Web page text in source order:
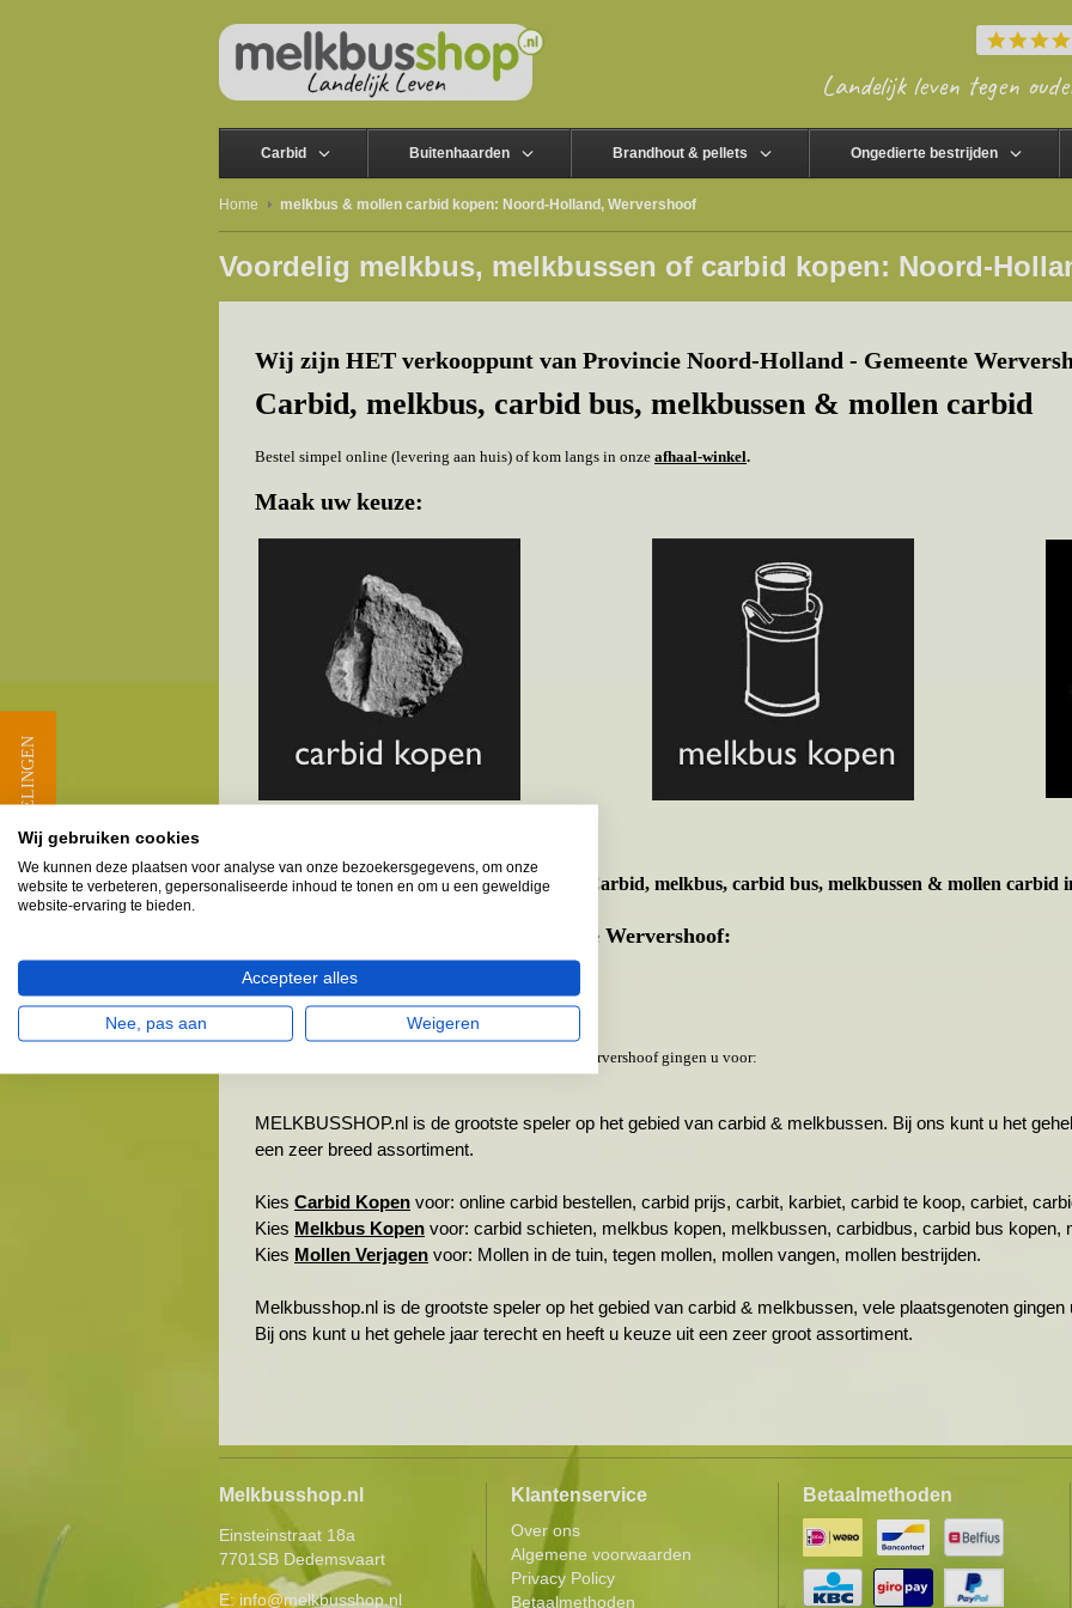
Landelijk leven tegen
Carbid Buitenhaarden Brandhout & pellets Ongedierte bestrijden
Home melkbus & mollen carbid kopen: Noord-Holland, Wervershoof
Voordelig melkbus, melkbussen of carbid kopen: Noord-
Wij zijn HET verkooppunt van Provincie Noord-Holland - Gemeente
Carbid, melkbus, carbid bus, melkbussen & mollen carbid
Bestel simpel online (levering aan huis) of kom langs in onze afhaal-winkel.
Maak uw keuze:
Melkbusshop.nl HET verkooppunt voor Carbid, melkbus, carbid bus, melkbussen & mollen carbid
Provincie Noord-Holland - Gemeente Wervershoof:
Wervershoof
Zwaagdijk & omgeving
Vele klanten provincie Noord-Holland, gemeente Wervershoof gingen u voor:
MELKBUSSHOP.nl is de grootste speler op het gebied van carbid & melkbussen. Bij ons kunt u het
een zeer breed assortiment.
Kies Carbid Kopen voor: online carbid bestellen, carbid prijs, carbit, karbiet, carbid te koop, carbiet,
Kies Melkbus Kopen voor: carbid schieten, melkbus kopen, melkbussen, carbidbus, carbid bus kopen,
Kies Mollen Verjagen voor: Mollen in de tuin, tegen mollen, mollen vangen, mollen bestrijden.
Melkbusshop.nl is de grootste speler op het gebied van carbid & melkbussen, vele plaatsgenoten gingen
Bij ons kunt u het gehele jaar terecht en heeft u keuze uit een zeer groot assortiment.
Melkbusshop.nl
Einsteinstraat 18a
7701SB Dedemsvaart
E: info@melkbusshop.nl
Klantenservice
Over ons
Algemene voorwaarden
Privacy Policy
Betaalmethoden
Betaalmethoden
★ BEOORDELINGEN
Wij gebruiken cookies
We kunnen deze plaatsen voor analyse van onze bezoekersgegevens, om onze
website te verbeteren, gepersonaliseerde inhoud te tonen en om u een geweldige
website-ervaring te bieden.
Accepteer alles
Nee, pas aan Weigeren